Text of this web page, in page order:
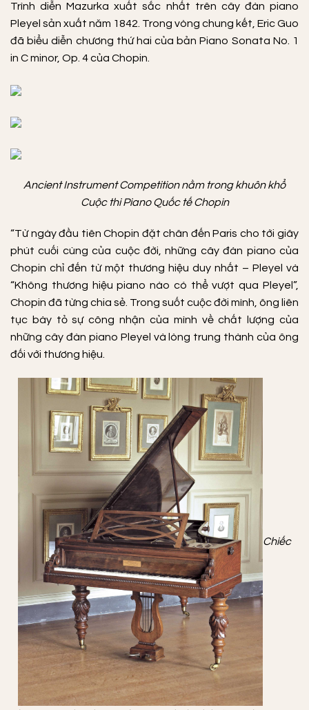
Trình diễn Mazurka xuất sắc nhất trên cây đàn piano
Pleyel sản xuất năm 1842. Trong vòng chung kết, Eric Guo
đã biểu diễn chương thứ hai của bản Piano Sonata No. 1
in C minor, Op. 4 của Chopin.
Ancient Instrument Competition nằm trong khuôn khổ
Cuộc thi Piano Quốc tế Chopin
“Từ ngày đầu tiên Chopin đặt chân đến Paris cho tới giây
phút cuối cùng của cuộc đời, những cây đàn piano của
Chopin chỉ đến từ một thương hiệu duy nhất – Pleyel và
“Không thương hiệu piano nào có thể vượt qua Pleyel”,
Chopin đã từng chia sẻ. Trong suốt cuộc đời mình, ông liên
tục bày tỏ sự công nhận của mình về chất lượng của
những cây đàn piano Pleyel và lòng trung thành của ông
đối với thương hiệu.
Chiếc